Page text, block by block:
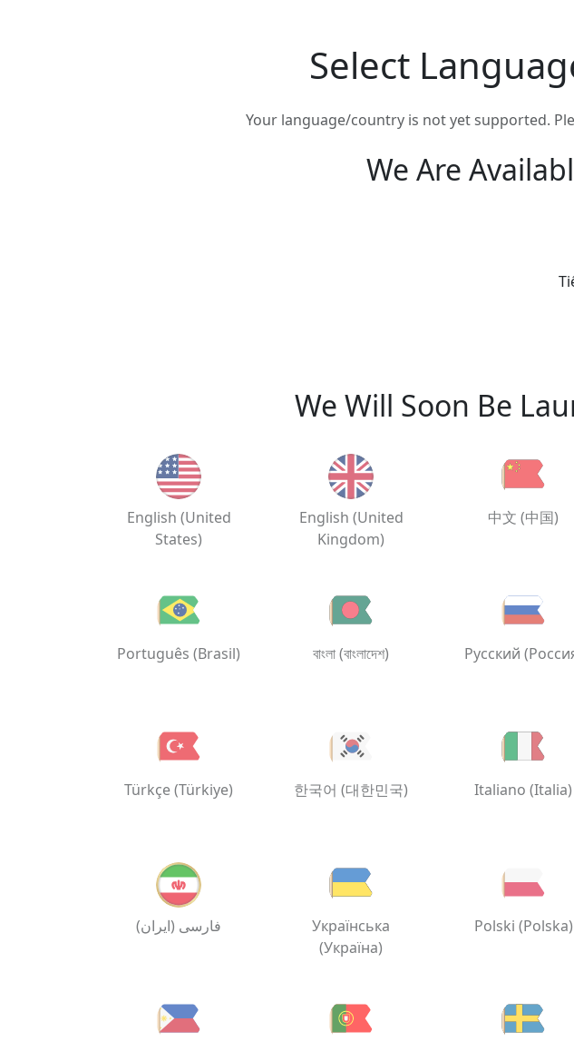
Select
Your language/country is not yet supported.
We Are
We Will Soon Be
English (United
States)
English (United
Kingdom)
中文 (中国)
Português (Brasil) বাংলা (বাংলাদেশ) Русский
Türkçe (Türkiye) 한국어 (대한민국) Italiano (Italia)
فارسی (ایران)
Українська
(Україна)
Polski (Polska)